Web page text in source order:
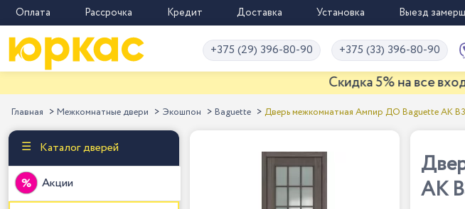
Оплата Рассрочка Кредит Доставка Установка Выезд
+375 (29) 396-80-90 +375 (33) 396-80-90
Скидка 5% на все входные
Главная Межкомнатные двери Экошпон Baguette Дверь межкомнатная Ампир ДО Baguette АК
Каталог дверей
Акции
АК